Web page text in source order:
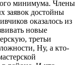
минимума. Члены
заявок достойны
оказалось из
новые
третьи
Ну, а кто-